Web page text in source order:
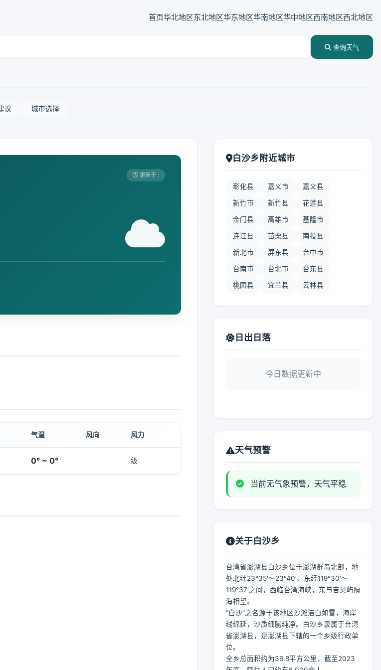
首页华北地区东北地区华东地区华南地区华中地区西南地区西北地区
查询天气
议 城市选择
更新于 :
气温 风向 风力
0° ~ 0° 级
白沙乡附近城市
彰化县 嘉义市 嘉义县
新竹市 新竹县 花莲县
金门县 高雄市 基隆市
连江县 苗栗县 南投县
新北市 屏东县 台中市
台南市 台北市 台东县
桃园县 宜兰县 云林县
日出日落
今日数据更新中
天气预警
当前无气象预警，天气平稳
关于白沙乡
台湾省澎湖县白沙乡位于澎湖群岛北部，地
处北纬23°35′～23°40′、东经119°30′～
119°37′之间，西临台湾海峡，东与吉贝屿隔
海相望。
“白沙”之名源于该地区沙滩洁白如雪，海岸
线绵延，沙质细腻纯净。白沙乡隶属于台湾
省澎湖县，是澎湖县下辖的一个乡级行政单
位。
全乡总面积约为36.8平方公里，截至2023